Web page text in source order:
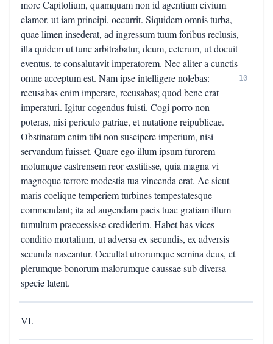
more Capitolium, quamquam non id agentium civium
clamor, ut iam principi, occurrit. Siquidem omnis turba,
quae limen insederat, ad ingressum tuum foribus reclusis,
illa quidem ut tunc arbitrabatur, deum, ceterum, ut docuit
eventus, te consalutavit imperatorem. Nec aliter a cunctis
omne acceptum est. Nam ipse intelligere nolebas:
recusabas enim imperare, recusabas; quod bene erat
imperaturi. Igitur cogendus fuisti. Cogi porro non
poteras, nisi periculo patriae, et nutatione reipublicae.
Obstinatum enim tibi non suscipere imperium, nisi
servandum fuisset. Quare ego illum ipsum furorem
motumque castrensem reor exstitisse, quia magna vi
magnoque terrore modestia tua vincenda erat. Ac sicut
maris coelique temperiem turbines tempestatesque
commendant; ita ad augendam pacis tuae gratiam illum
tumultum praecessisse crediderim. Habet has vices
conditio mortalium, ut adversa ex secundis, ex adversis
secunda nascantur. Occultat utrorumque semina deus, et
plerumque bonorum malorumque caussae sub diversa
specie latent.
10
VI.